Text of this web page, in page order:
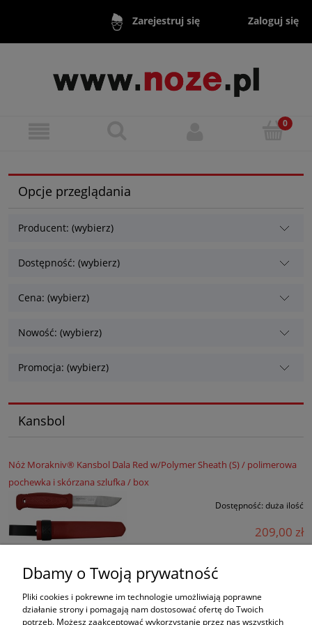
Zarejestruj się Zaloguj się
Opcje przeglądania
Producent: (wybierz)
Dostępność: (wybierz)
Cena: (wybierz)
Nowość: (wybierz)
Promocja: (wybierz)
Kansbol
Nóż Morakniv® Kansbol Dala Red w/Polymer Sheath (S) / polimerowa
pochewka i skórzana szlufka / box
Dostępność: duża ilość
209,00 zł
Dbamy o Twoją prywatność
Pliki cookies i pokrewne im technologie umożliwiają poprawne
działanie strony i pomagają nam dostosować ofertę do Twoich
potrzeb. Możesz zaakceptować wykorzystanie przez nas wszystkich